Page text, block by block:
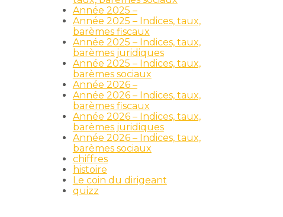
Année 2025 –
Année 2025 – Indices, taux,
barèmes fiscaux
Année 2025 – Indices, taux,
barèmes juridiques
Année 2025 – Indices, taux,
barèmes sociaux
Année 2026 –
Année 2026 – Indices, taux,
barèmes fiscaux
Année 2026 – Indices, taux,
barèmes juridiques
Année 2026 – Indices, taux,
barèmes sociaux
chiffres
histoire
Le coin du dirigeant
quizz